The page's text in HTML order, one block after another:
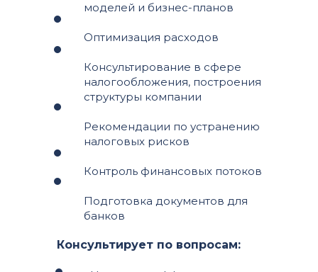
моделей и бизнес-планов
Оптимизация расходов
Консультирование в сфере
налогообложения, построения
структуры компании
Рекомендации по устранению
налоговых рисков
Контроль финансовых потоков
Подготовка документов для
банков
Консультирует по вопросам: